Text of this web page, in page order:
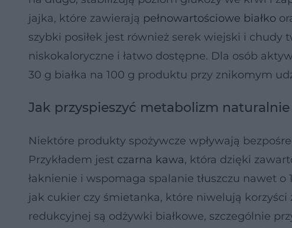
jajka, które zawierają pełnowartościowe białko
szybki posiłek jest również serek wiejski i chudy
niskokaloryczne i łatwo dostępne. Dla osób
30 g białka na 100 g produktu przy znikomym
Jak przyspieszyć metabolizm
Niektóre produkty spożywcze wpływają
Przykładem jest czarna kawa, która dzięki
łaknienie i wspomaga spalanie tłuszczu nawet
jak cukier czy śmietanka, które niwelują
redukcyjnej są odżywki białkowe, szczególnie